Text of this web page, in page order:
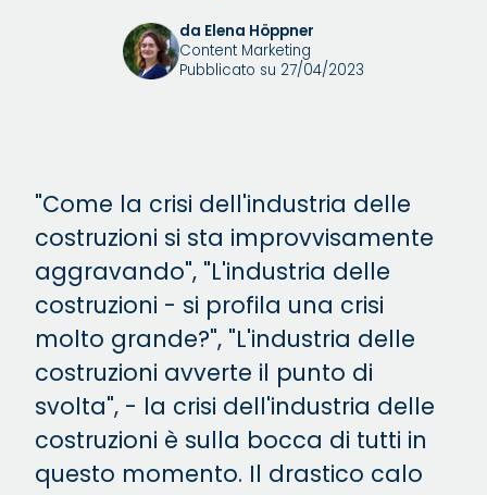
da Elena Höppner
Content Marketing
Pubblicato su 27/04/2023
"Come la crisi dell'industria delle
costruzioni si sta improvvisamente
aggravando", "L'industria delle
costruzioni - si profila una crisi
molto grande?", "L'industria delle
costruzioni avverte il punto di
svolta", - la crisi dell'industria delle
costruzioni è sulla bocca di tutti in
questo momento. Il drastico calo